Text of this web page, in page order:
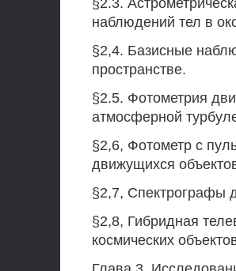
§2.3.
наблюдений тел в
§2,4. Базисные
пространстве.
§2.5. Фотометрия
атмосферной
§2,6, Фотометр с
движущихся
§2,7, Спектрографы
§2,8, Гибридная
космических